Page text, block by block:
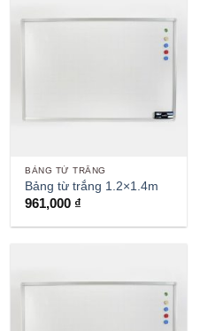
BẢNG TỪ TRẮNG
Bảng từ trắng 1.2×1.4m
961,000 ₫